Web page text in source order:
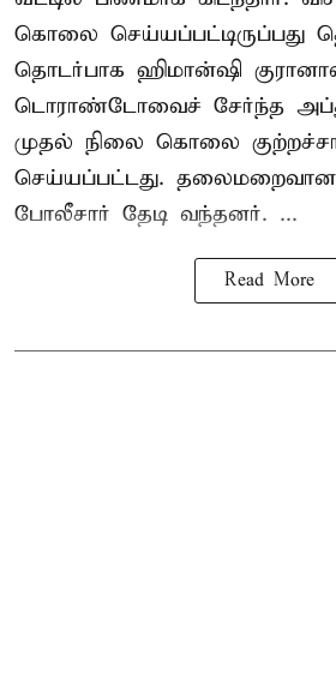
கொலை செய்யப்பட்டிருப்பது
தொடர்பாக ஹிமான்ஷி
டொராண்டோவைச் சேர்ந்த
முதல் நிலை கொலை
செய்யப்பட்டது. தலைமறைவான
போலீசார் தேடி வந்தனர். ...
Read More